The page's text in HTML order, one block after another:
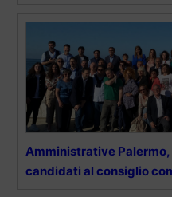
Amministrative Palermo,
candidati al consiglio